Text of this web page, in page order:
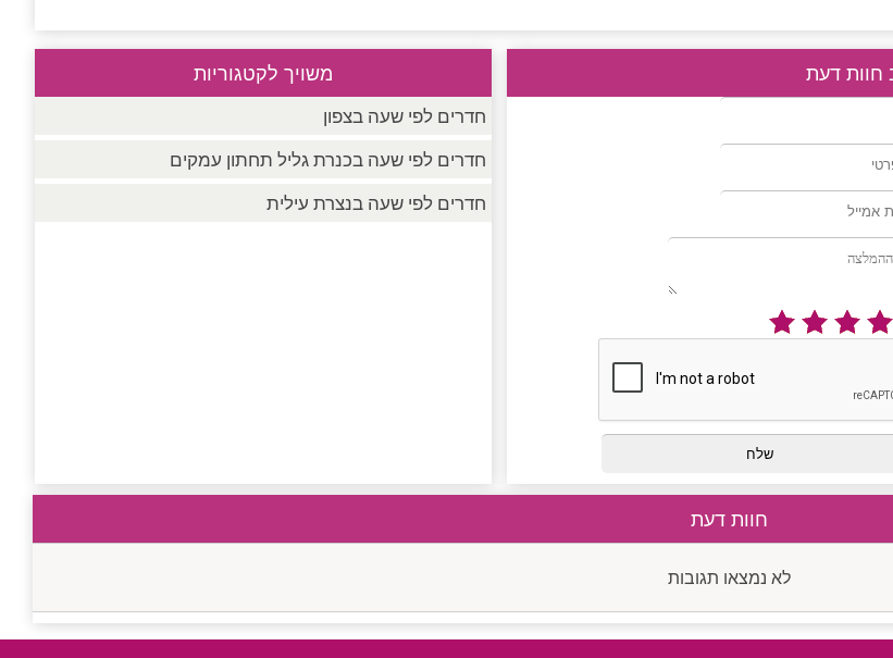
משויך לקטגוריות
חדרים לפי שעה בצפון
חדרים לפי שעה בכנרת גליל תחתון עמקים
חדרים לפי שעה בנצרת עילית
חוות דעת
חוות דעת
לא נמצאו תגובות